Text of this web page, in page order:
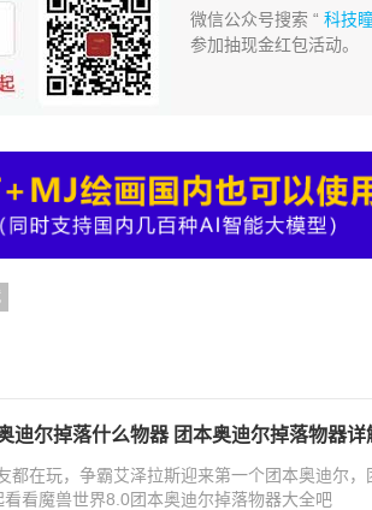
微信公众号搜索 “科技
参加抽现金红包活动。
迪尔掉落什么物器 团本奥迪尔掉落物器详
都在玩，争霸艾泽拉斯迎来第一个团本奥迪尔
看魔兽世界8.0团本奥迪尔掉落物器大全吧